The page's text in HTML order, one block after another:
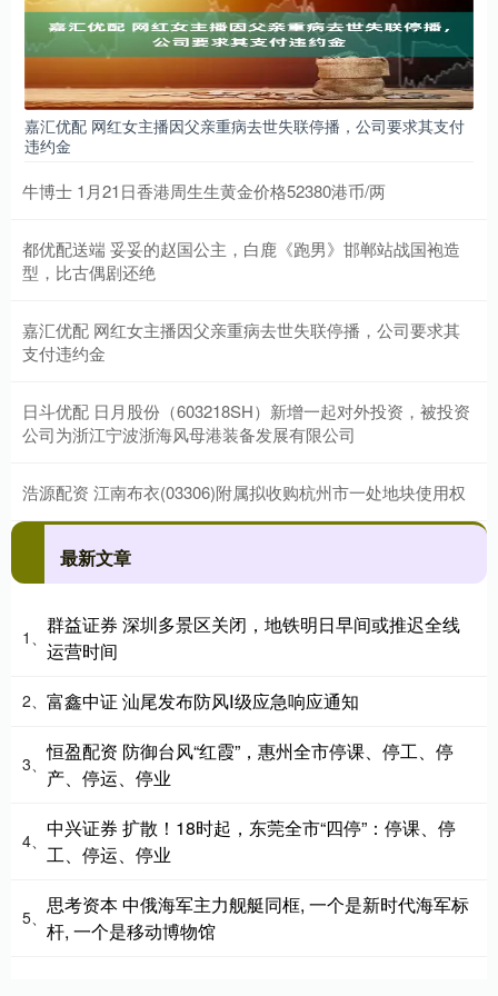
嘉汇优配 网红女主播因父亲重病去世失联停播，公司要求其支付
违约金
牛博士 1月21日香港周生生黄金价格52380港币/两
都优配送端 妥妥的赵国公主，白鹿《跑男》邯郸站战国袍造
型，比古偶剧还绝
嘉汇优配 网红女主播因父亲重病去世失联停播，公司要求其
支付违约金
日斗优配 日月股份（603218SH）新增一起对外投资，被投资
公司为浙江宁波浙海风母港装备发展有限公司
浩源配资 江南布衣(03306)附属拟收购杭州市一处地块使用权
最新文章
1、
群益证券 深圳多景区关闭，地铁明日早间或推迟全线
运营时间
2、 富鑫中证 汕尾发布防风Ⅰ级应急响应通知
3、
恒盈配资 防御台风“红霞”，惠州全市停课、停工、停
产、停运、停业
4、
中兴证券 扩散！18时起，东莞全市“四停”：停课、停
工、停运、停业
5、
思考资本 中俄海军主力舰艇同框, 一个是新时代海军标
杆, 一个是移动博物馆